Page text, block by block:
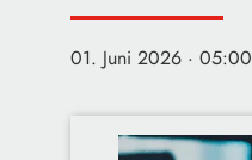
01. Juni 2026 ·